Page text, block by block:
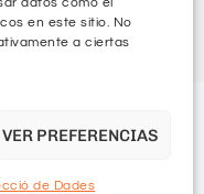
en este sitio. No
a ciertas
VER PREFERENCIAS
de Dades